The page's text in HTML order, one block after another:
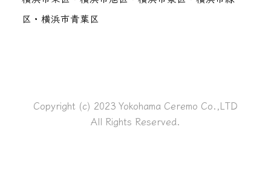
区・横浜市青葉区
Copyright (c) 2023 Yokohama Ceremo Co.,LTD
All Rights Reserved.